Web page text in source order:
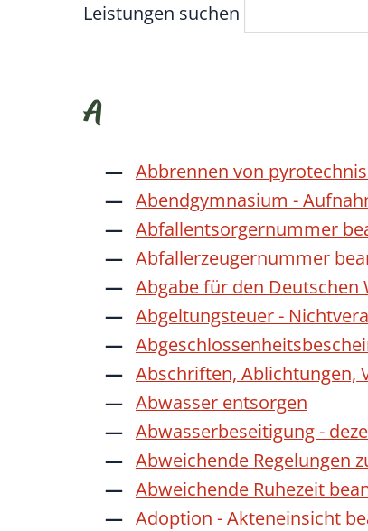
Leistungen suchen
A
Abbrennen von
Abendgymnasium -
Abfallentsorgernummer
Abfallerzeugernummer
Abgabe für den
Abgeltungsteuer -
Abschriften, Ablichtungen,
Abwasser entsorgen
Abwasserbeseitigung -
Abweichende Regelungen
Abweichende Ruhezeit
Adoption - Akteneinsicht